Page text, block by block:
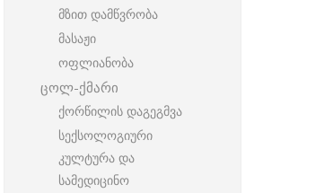
მზით დამწვრობა
მასაჟი
ოფლიანობა
ცოლ-ქმარი
ქორწილის დაგეგმვა
სექსოლოგიური
კულტურა და
სამედიცინო